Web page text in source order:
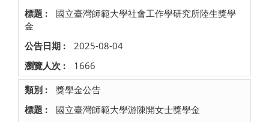
國立臺灣師範大學社會工作學研究所陸生獎學
金
2025-08-04
1666
獎學金公告
國立臺灣師範大學游陳開女士獎學金